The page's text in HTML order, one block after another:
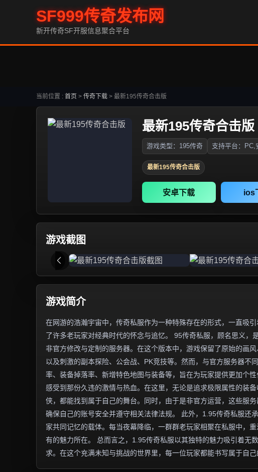
SF999传奇发布网
新开传奇SF开服信息聚合平台
当前位置 : 首页 > 传奇下载 > 最新195传奇合击版
最新195传奇合击版
游戏类型：195传奇 支持平台：PC,
最新195传奇合击版
安卓下载 ios
游戏截图
游戏简介
在网游的浩瀚宇宙中，传奇私服作为一种特殊存在的形式，一直吸
了许多老玩家对经典时代的怀念与追忆。 95传奇私服，顾名思义
非官方修改与定制的服务器。在这个版本中，游戏保留了原始的画
以及刺激的副本探险、公会战、PK竞技等。然而，与官方服务器
率、装备掉落率、新增特色地图与装备等，旨在为玩家提供更加个
感受到那份久违的激情与热血。在这里，无论是追求极限属性的装
侠，都能找到属于自己的舞台。同时，由于是非官方运营，这些服
确保自己的账号安全并遵守相关法律法规。 此外，1.95传奇私服还
家共同记忆的载体。每当夜幕降临，一群群老玩家相聚在私服中，
有的魅力所在。 总而言之，1.95传奇私服以其独特的魅力吸引着无
求。在这个充满未知与挑战的世界里，每一位玩家都能书写属于自己